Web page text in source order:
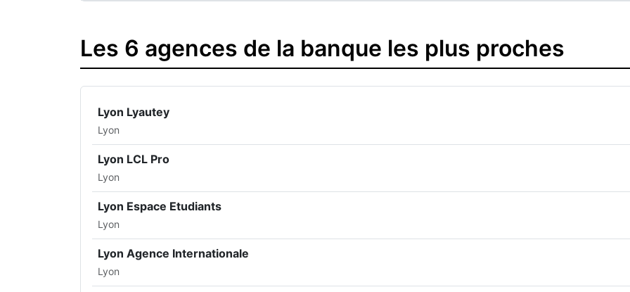
Les 6 agences de la banque les plus proches
Lyon Lyautey
Lyon
Lyon LCL Pro
Lyon
Lyon Espace Etudiants
Lyon
Lyon Agence Internationale
Lyon